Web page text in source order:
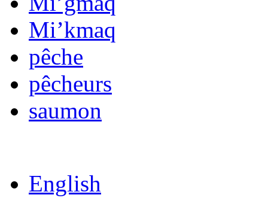
Mi’kmaq
pêche
pêcheurs
saumon
English